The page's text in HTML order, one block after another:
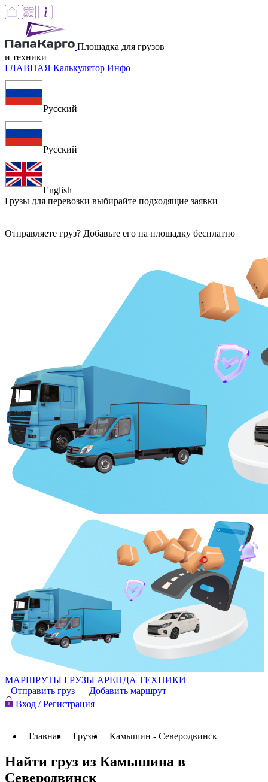
Площадка для грузов
и техники
ГЛАВНАЯ Калькулятор Инфо
Русский
Русский
English
Грузы для перевозки выбирайте подходящие заявки
Отправляете груз? Добавьте его на площадку бесплатно
МАРШРУТЫ ГРУЗЫ АРЕНДА ТЕХНИКИ
Отправить груз
Добавить маршрут
Вход / Регистрация
Главная Грузы Камышин - Северодвинск
Найти груз из Камышина в
Северодвинск